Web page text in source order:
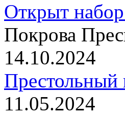
Открыт
Покрова
14.10.2024
Престольный
11.05.2024